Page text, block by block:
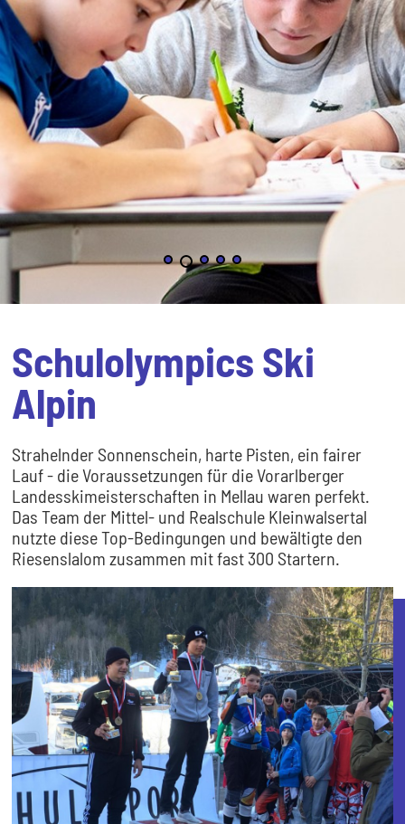
Schulolympics Ski
Alpin
Strahelnder Sonnenschein, harte Pisten, ein fairer
Lauf - die Voraussetzungen für die Vorarlberger
Landesskimeisterschaften in Mellau waren perfekt.
Das Team der Mittel- und Realschule Kleinwalsertal
nutzte diese Top-Bedingungen und bewältigte den
Riesenslalom zusammen mit fast 300 Startern.